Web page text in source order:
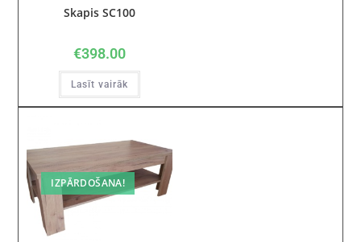
Skapis SC100
€398.00
Lasīt vairāk
IZPĀRDOŠANA!